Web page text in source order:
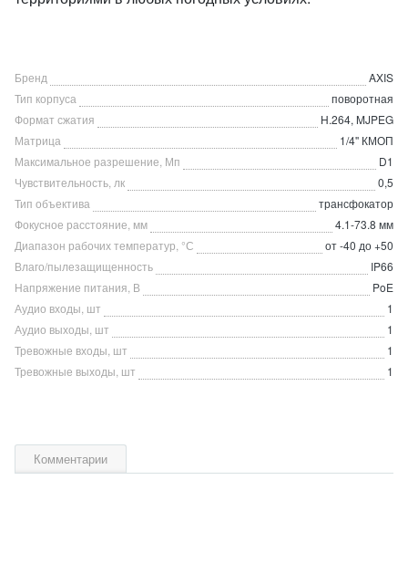
Бренд
AXIS
Тип корпуса
поворотная
Формат сжатия
H.264, MJPEG
Матрица
1/4'' КМОП
Максимальное разрешение, Мп
D1
Чувствительность, лк
0,5
Тип объектива
трансфокатор
Фокусное расстояние, мм
4.1-73.8 мм
Диапазон рабочих температур, °С
от -40 до +50
Влаго/пылезащищенность
IP66
Напряжение питания, В
PoE
Аудио входы, шт
1
Аудио выходы, шт
1
Тревожные входы, шт
1
Тревожные выходы, шт
1
Комментарии